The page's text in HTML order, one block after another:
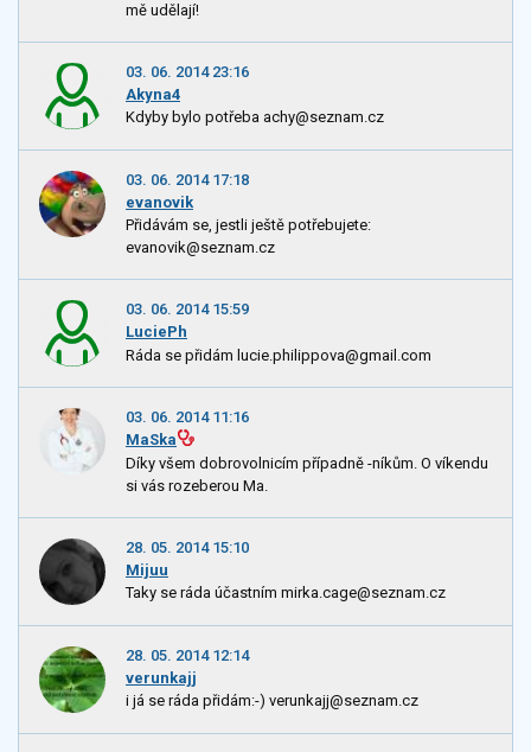
mě udělají!
03. 06. 2014 23:16
Akyna4
Kdyby bylo potřeba achy@seznam.cz
03. 06. 2014 17:18
evanovik
Přidávám se, jestli ještě potřebujete:
evanovik@seznam.cz
03. 06. 2014 15:59
LuciePh
Ráda se přidám lucie.philippova@gmail.com
03. 06. 2014 11:16
MaSka
Díky všem dobrovolnicím případně -níkům. O víkendu
si vás rozeberou Ma.
28. 05. 2014 15:10
Mijuu
Taky se ráda účastním mirka.cage@seznam.cz
28. 05. 2014 12:14
verunkajj
i já se ráda přidám:-) verunkajj@seznam.cz